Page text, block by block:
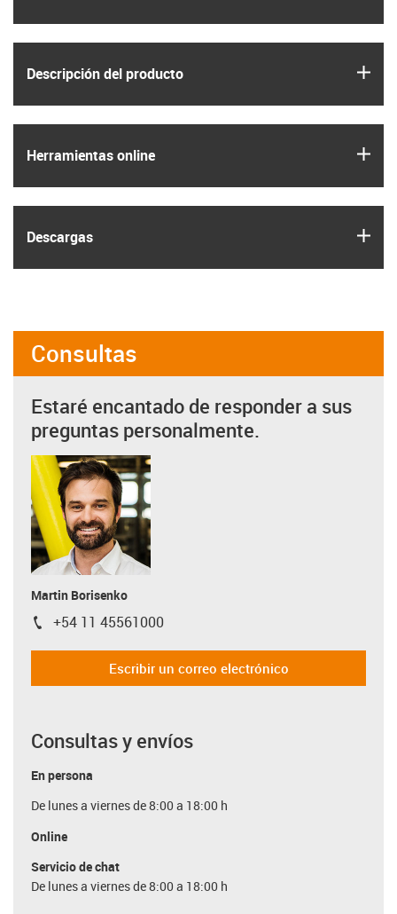
Descripción del producto
Herramientas online
Descargas
Consultas
Estaré encantado de responder a sus
preguntas personalmente.
Martin Borisenko
igus-icon-phone
+54 11 45561000
Escribir un correo electrónico
Consultas y envíos
En persona
De lunes a viernes de 8:00 a 18:00 h
Online
Servicio de chat
De lunes a viernes de 8:00 a 18:00 h